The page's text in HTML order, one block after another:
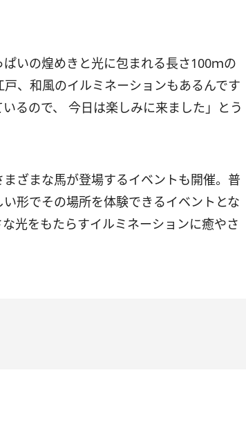
いの煌めきと光に包まれる⻑さ100ｍの
、和⾵のイルミネーションもあるんです
るので、 今⽇は楽しみに来ました」とう
ざまな馬が登場するイベントも開催。普
形でその場所を体験できるイベントとな
光をもたらすイルミネーションに癒やさ